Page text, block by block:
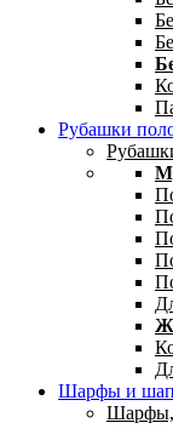
Рубашки
Шарфы и
Шарфы,